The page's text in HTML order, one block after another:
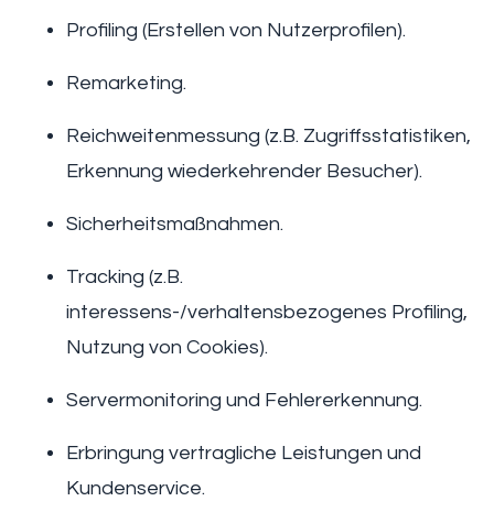
Profiling (Erstellen von Nutzerprofilen).
Remarketing.
Reichweitenmessung (z.B. Zugriffsstatistiken,
Erkennung wiederkehrender Besucher).
Sicherheitsmaßnahmen.
Tracking (z.B.
interessens-/verhaltensbezogenes Profiling,
Nutzung von Cookies).
Servermonitoring und Fehlererkennung.
Erbringung vertragliche Leistungen und
Kundenservice.